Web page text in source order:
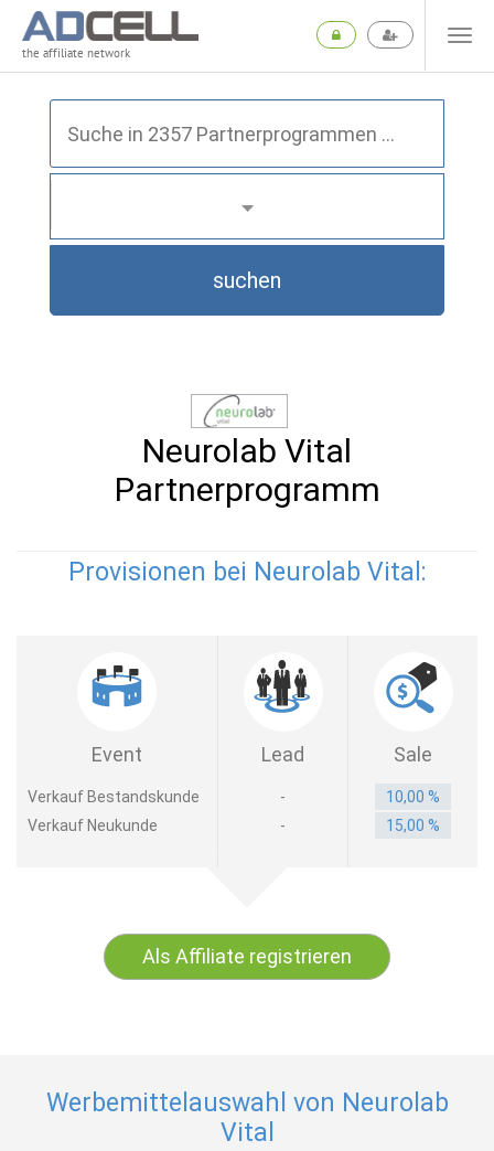
the affiliate network
suchen
Neurolab Vital
Partnerprogramm
Provisionen bei Neurolab Vital:
Event Lead Sale
Verkauf Bestandskunde -
10,00 %
Verkauf Neukunde
- 15,00 %
Als Affiliate registrieren
Werbemittelauswahl von Neurolab
Vital